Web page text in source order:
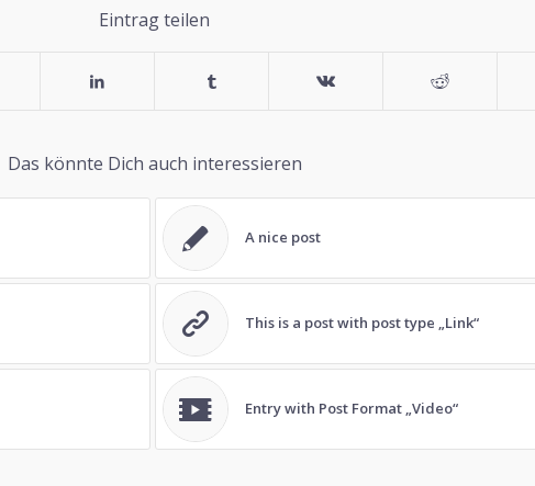
Eintrag teilen
Das könnte Dich auch interessieren
A nice post
This is a post with post type „Link“
Entry with Post Format „Video“